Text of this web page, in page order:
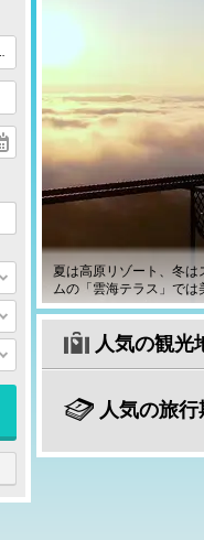
夏は高原リゾート、冬
ムの「雲海テラス」では
人気の観光
人気の旅